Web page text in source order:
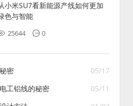
小米SU7看新能源产线如何更加
色与智能
25644 0
05/17
密
05/11
工铝线的秘密